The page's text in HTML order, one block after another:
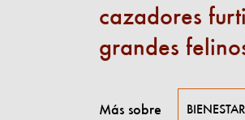
cazadores
grandes
Más sobre